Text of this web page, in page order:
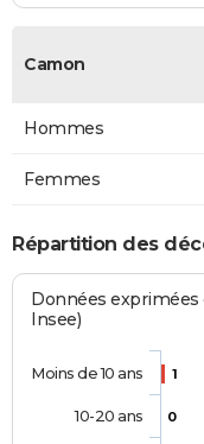
Camon
Hommes
Femmes
Répartition des
Données exprimées
Insee)
1
0
Moins de 10 ans
10-20 ans